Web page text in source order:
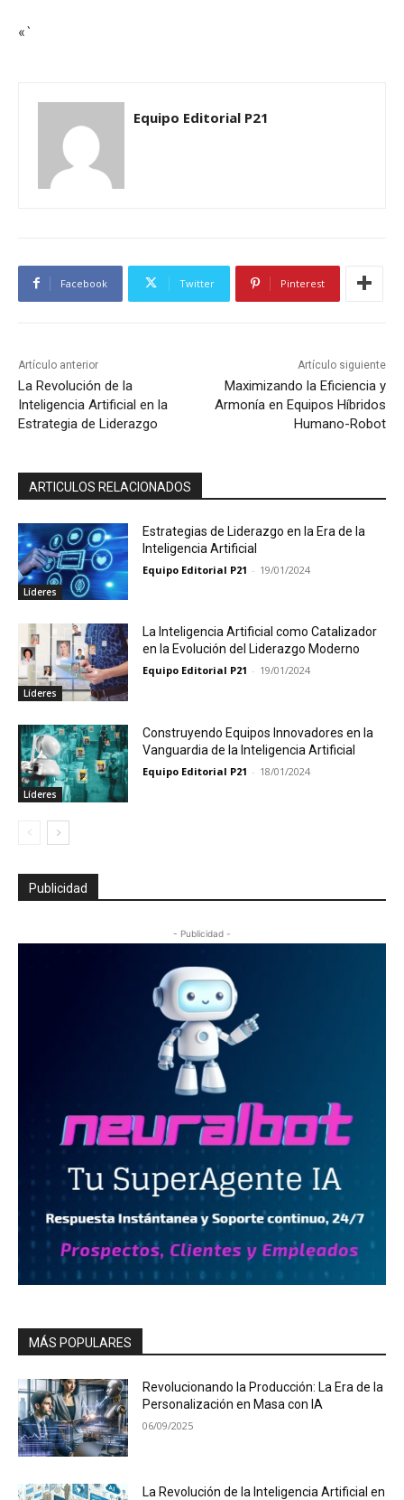
«`
Equipo Editorial P21
Facebook Twitter Pinterest
Artículo anterior
La Revolución de la
Inteligencia Artificial en la
Estrategia de Liderazgo
Artículo siguiente
Maximizando la Eficiencia y
Armonía en Equipos Híbridos
Humano-Robot
ARTICULOS RELACIONADOS
Líderes
Estrategias de Liderazgo en la Era de la
Inteligencia Artificial
Equipo Editorial P21 - 19/01/2024
Líderes
La Inteligencia Artificial como Catalizador
en la Evolución del Liderazgo Moderno
Equipo Editorial P21 - 19/01/2024
Líderes
Construyendo Equipos Innovadores en la
Vanguardia de la Inteligencia Artificial
Equipo Editorial P21 - 18/01/2024
Publicidad
- Publicidad -
MÁS POPULARES
Revolucionando la Producción: La Era de la
Personalización en Masa con IA
06/09/2025
La Revolución de la Inteligencia Artificial en